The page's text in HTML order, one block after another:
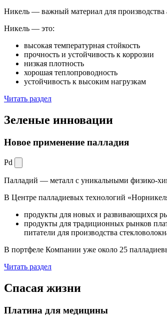
Никель — важный материал для производства
Никель — это:
высокая температурная стойкость
прочность и устойчивость к коррозии
низкая плотность
хорошая теплопроводность
устойчивость к высоким нагрузкам
Читать раздел
Зеленые инновации
Новое применение палладия
Pd
Палладий — металл с уникальными физико-
В Центре палладиевых технологий
продукты для новых и развивающихся
продукты для традиционных рынков
питатели для производства
В портфеле Компании уже около 25
Читать раздел
Спасая жизни
Платина для медицины